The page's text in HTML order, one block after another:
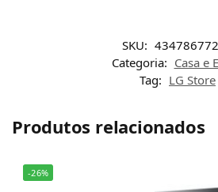
SKU:
Categoria: Casa e
Tag: LG Store
Produtos relacionados
-26%